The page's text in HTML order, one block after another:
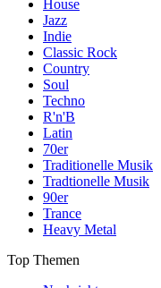
House
Jazz
Indie
Classic Rock
Country
Soul
Techno
R'n'B
Latin
70er
Traditionelle Musik
Tradtionelle Musik
90er
Trance
Heavy Metal
Top Themen